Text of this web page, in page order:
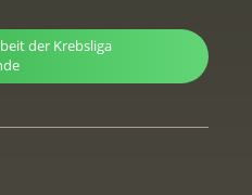
der Krebsliga